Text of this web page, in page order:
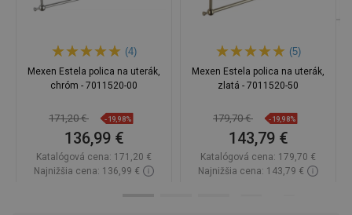
(4)
Mexen Estela polica na uterák,
chróm - 7011520-00
171,20 € -19,98%
136,99 €
Katalógová cena: 171,20 €
Najnižšia cena: 136,99 €
(5)
Mexen Estela polica na uterák,
zlatá - 7011520-50
179,70 € -19,98%
143,79 €
Katalógová cena: 179,70 €
Najnižšia cena: 143,79 €